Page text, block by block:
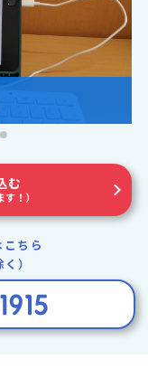
む
！）
ちら
）